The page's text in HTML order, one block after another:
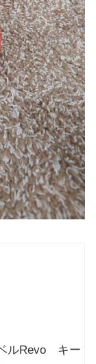
ルRevo キー